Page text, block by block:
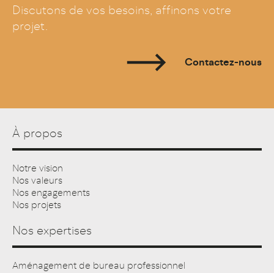
Discutons de vos besoins, affinons votre
projet.
Contactez-nous
À propos
Notre vision
Nos valeurs
Nos engagements
Nos projets
Nos expertises
Aménagement de bureau professionnel